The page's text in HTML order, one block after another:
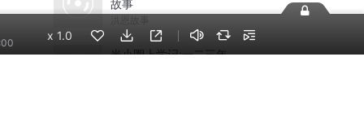
故事
洪恩故事
米小圈上学记:一二三年
x 1.0